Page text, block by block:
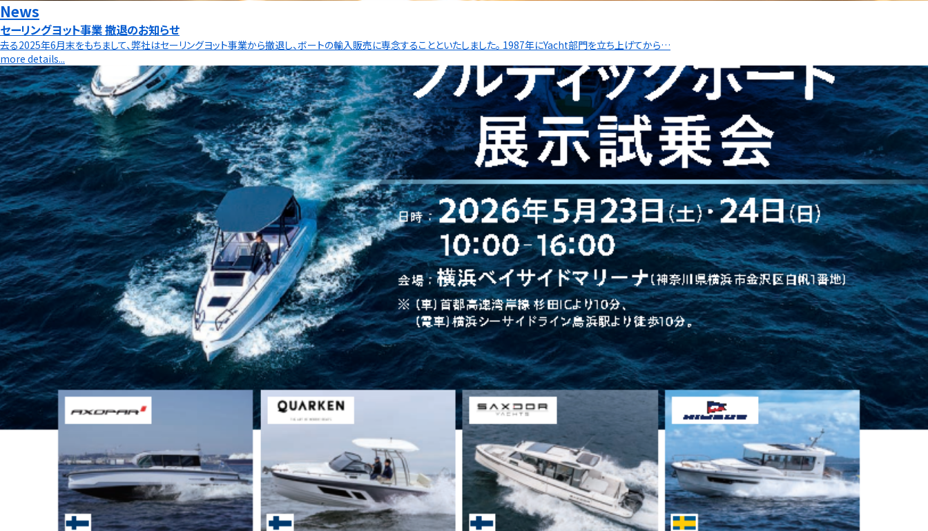
News
セーリングヨット事業 撤退のお知らせ
去る2025年6月末をもちまして、弊社はセーリングヨット事業から撤退し、ボートの輸入販売に専念することといたしました。 1987年にYacht部門を立ち上げてから…
more details...